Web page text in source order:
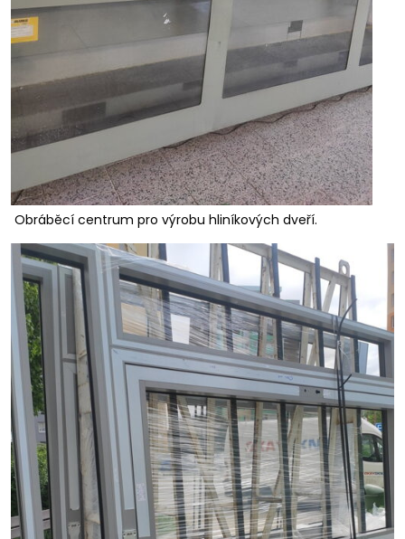
Obráběcí centrum pro výrobu hliníkových dveří.